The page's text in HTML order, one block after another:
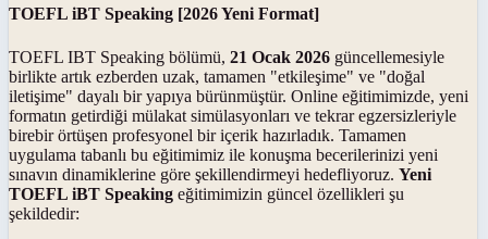
TOEFL iBT Speaking [2026 Yeni Format]
TOEFL IBT Speaking bölümü, 21 Ocak 2026 güncellemesiyle
birlikte artık ezberden uzak, tamamen "etkileşime" ve "doğal
iletişime" dayalı bir yapıya bürünmüştür. Online eğitimimizde, yeni
formatın getirdiği mülakat simülasyonları ve tekrar egzersizleriyle
birebir örtüşen profesyonel bir içerik hazırladık. Tamamen
uygulama tabanlı bu eğitimimiz ile konuşma becerilerinizi yeni
sınavın dinamiklerine göre şekillendirmeyi hedefliyoruz. Yeni
TOEFL iBT Speaking eğitimimizin güncel özellikleri şu
şekildedir: